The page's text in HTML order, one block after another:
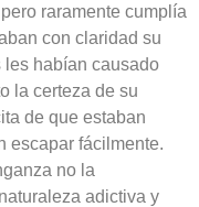
raramente cumplía
con claridad su
les habían causado
la certeza de su
de que estaban
escapar fácilmente.
no la
adictiva y